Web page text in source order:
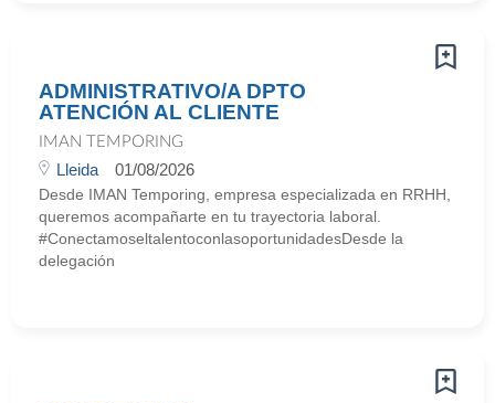
ADMINISTRATIVO/A DPTO
ATENCIÓN AL CLIENTE
IMAN TEMPORING
Lleida 01/08/2026
Desde IMAN Temporing, empresa especializada en RRHH,
queremos acompañarte en tu trayectoria laboral.
#ConectamoseltalentoconlasoportunidadesDesde la
delegación